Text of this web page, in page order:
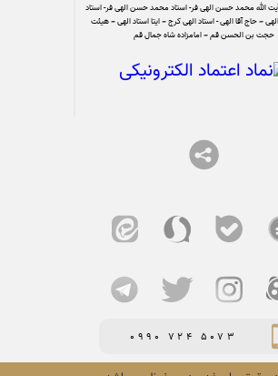
آیت الله محمد حسن الهی فر- استاد محمد حسن الهی فر- استاد
– حاج آقا الهی - استاد الهی کرج – ایتا استاد الهی – هیئت
حجت بن الحسن قم – امامزاده شاه جمال قم
0990 724 5073